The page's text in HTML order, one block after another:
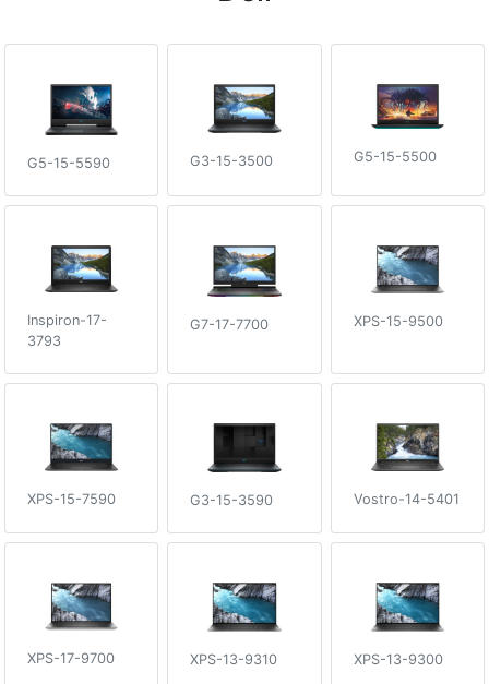
G5-15-5590 G3-15-3500 G5-15-5500
Inspiron-17-
3793
G7-17-7700 XPS-15-9500
XPS-15-7590 G3-15-3590 Vostro-14-5401
XPS-17-9700 XPS-13-9310 XPS-13-9300